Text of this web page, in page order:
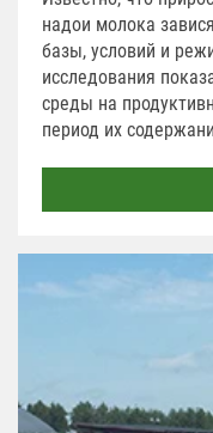
надои молока
базы, условий и
исследования
среды на
период их